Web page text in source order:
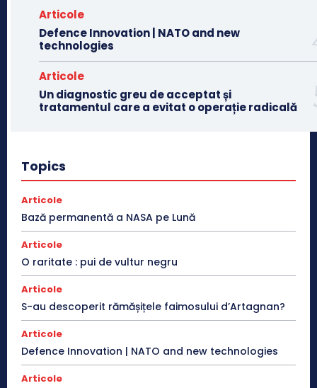
Articole
Defence Innovation | NATO and new
technologies
Articole
Un diagnostic greu de acceptat și
tratamentul care a evitat o operație radicală
Topics
Articole
Bază permanentă a NASA pe Lună
Articole
O raritate : pui de vultur negru
Articole
S-au descoperit rămășițele faimosului d’Artagnan?
Articole
Defence Innovation | NATO and new technologies
Articole